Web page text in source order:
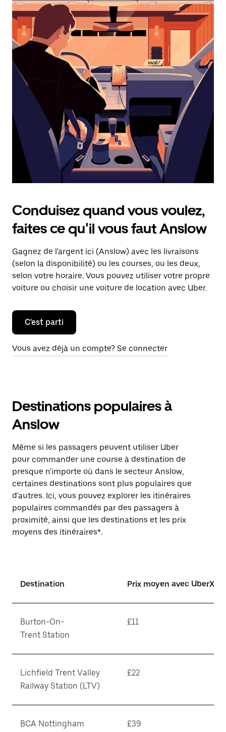
interagir
avec
calendrier
et
sélectionner
une
date.
Appuyez
d'échappement
pour
fermer
calendrier.
Conduisez quand vous voulez,
faites ce qu'il vous faut Anslow
Gagnez de l'argent ici (Anslow) avec les livraisons
(selon la disponibilité) ou les courses, ou les deux,
selon votre horaire. Vous pouvez utiliser votre propre
voiture ou choisir une voiture de location avec Uber.
C'est parti
Vous avez déjà un compte? Se connecter
Destinations populaires à
Anslow
Même si les passagers peuvent utiliser Uber
pour commander une course à destination de
presque n'importe où dans le secteur Anslow,
certaines destinations sont plus populaires que
d'autres. Ici, vous pouvez explorer les itinéraires
populaires commandés par des passagers à
proximité, ainsi que les destinations et les prix
moyens des itinéraires*.
Destination Prix moyen avec UberX*
Burton-On-
Trent Station
£11
Lichfield Trent Valley
Railway Station (LTV)
£22
BCA Nottingham £39